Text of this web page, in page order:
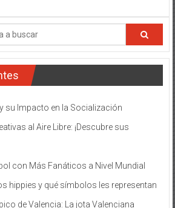
50
su Impacto en la Socialización
al Aire Libre: ¡Descubre sus
con Más Fanáticos a Nivel Mundial
hippies y qué símbolos les representan
de Valencia: La jota Valenciana